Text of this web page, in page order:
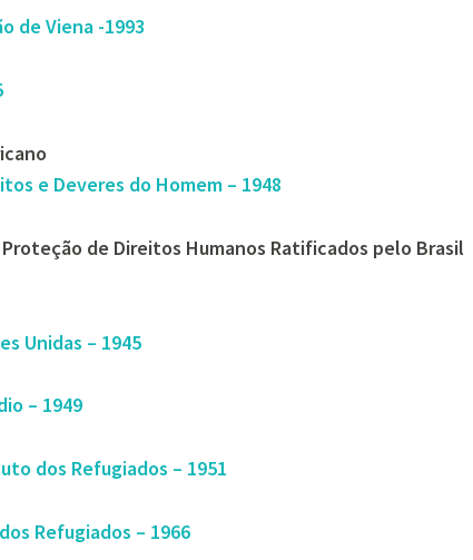
de Viena -1993
e Deveres do Homem – 1948
de Direitos Humanos Ratificados pelo Brasil
Unidas – 1945
– 1949
dos Refugiados – 1951
Refugiados – 1966